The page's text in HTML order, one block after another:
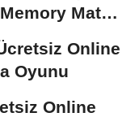
Match
Online
Oyunu
Online